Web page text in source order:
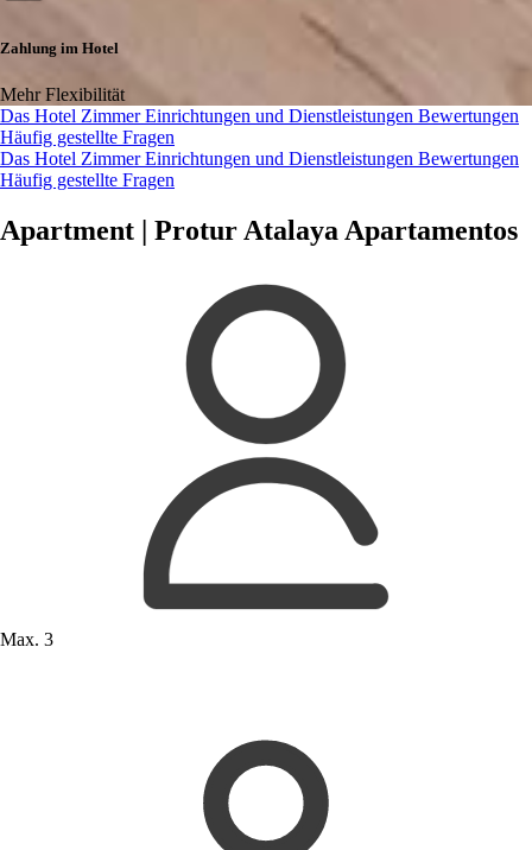
Zahlung im Hotel
Mehr Flexibilität
Das Hotel ZimmerEinrichtungen und Dienstleistungen Bewertungen
Häufig gestellte Fragen
Das Hotel ZimmerEinrichtungen und Dienstleistungen Bewertungen
Häufig gestellte Fragen
Apartment | Protur Atalaya Apartamentos
Max. 3